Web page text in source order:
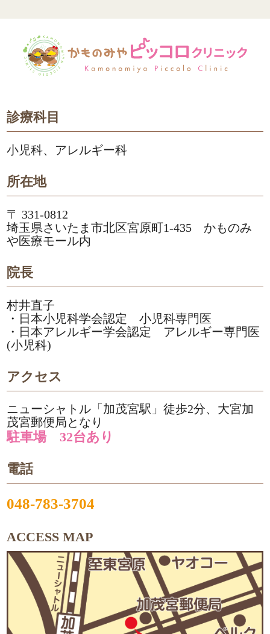
診療科目
小児科、アレルギー科
所在地
〒 331-0812
埼玉県さいたま市北区宮原町1-435 かものみ
や医療モール内
院長
村井直子
・日本小児科学会認定 小児科専門医
・日本アレルギー学会認定 アレルギー専門医
(小児科)
アクセス
ニューシャトル「加茂宮駅」徒歩2分、大宮加
茂宮郵便局となり
駐車場 32台あり
電話
048-783-3704
ACCESS MAP